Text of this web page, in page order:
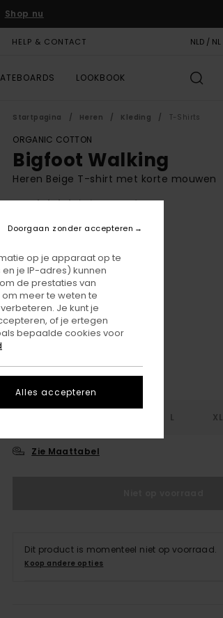
Shop nu
HELP & CONTACT NLD / NL
LOOKBOOK
Startpagina Heren Kleding T-Shirts
ORGANIC COTTON
Bigfoot Walking
Heren Beige T-shirt met korte mouwen
4.5
SALE ON SALE 25% EXTRA
KleurAluminum
L XL
Zie Maattabel
Dit product is momenteel niet op voorraad.
Koop andere opties
op je apparaat op te
je IP-adres) kunnen
de prestaties van
meer te weten te
Je kunt je
of je ertegen
bepaalde cookies voor
Doorgaan zonder accepteren
Alles accepteren